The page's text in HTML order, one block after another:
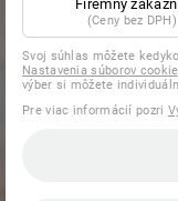
Firemný
(Ceny bez DPH)
Svoj súhlas môžete
Nastavenia súborov cookie
výber si môžete
Pre viac informácií pozri